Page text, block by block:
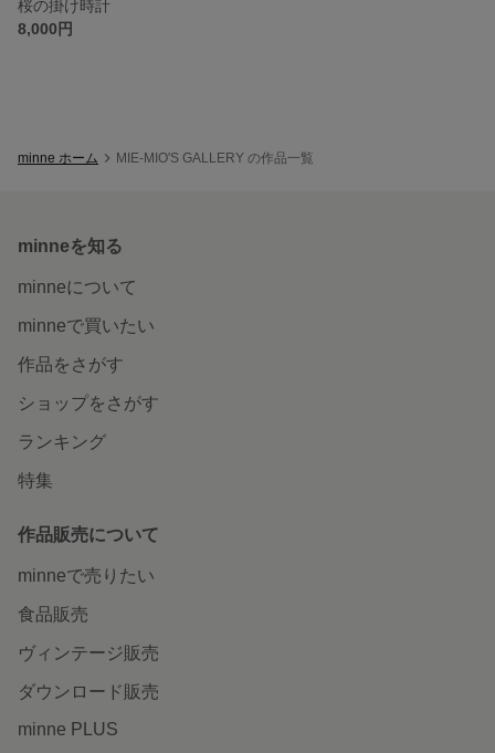
桜の掛け時計
8,000円
minne ホーム MIE-MIO'S GALLERY の作品一覧
minneを知る
minneについて
minneで買いたい
作品をさがす
ショップをさがす
ランキング
特集
作品販売について
minneで売りたい
食品販売
ヴィンテージ販売
ダウンロード販売
minne PLUS